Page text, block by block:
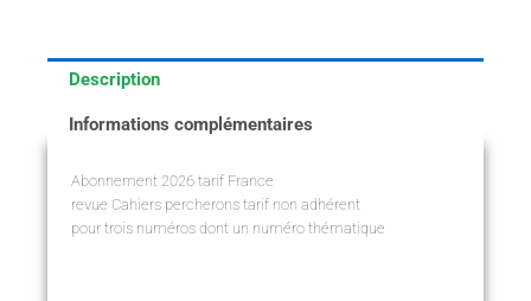
Description
Informations complémentaires
Abonnement 2026 tarif France
revue Cahiers percherons tarif non adhérent
pour trois numéros dont un numéro thématique